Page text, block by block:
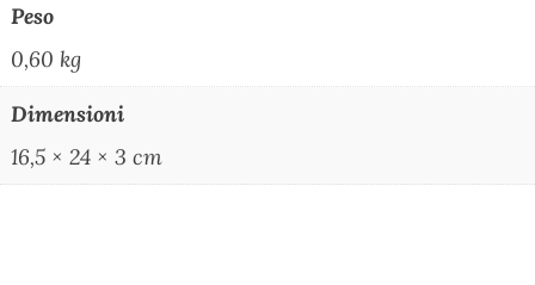
Peso
0,60 kg
Dimensioni
16,5 × 24 × 3 cm